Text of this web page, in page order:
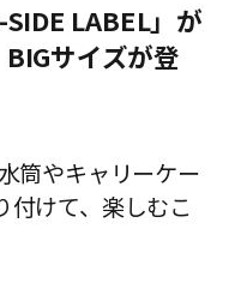
LABEL」が
サイズが登
筒やキャリーケー
付けて、楽しむこ